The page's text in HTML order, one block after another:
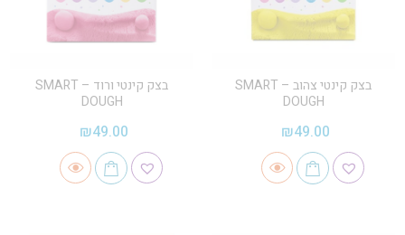
בצק קינטי צהוב – SMART
DOUGH
₪49.00
בצק קינטי ורוד – SMART
DOUGH
₪49.00